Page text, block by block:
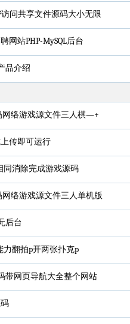
问共享文件源码大小无限
网站PHP-MySQL后台
品介绍
网络游戏源文件三人棋—+
传即可运行
同消除完成游戏源码
网络游戏源文件三人单机版
后台
力翻拍p开两张扑克p
带网页导航大全整个网站